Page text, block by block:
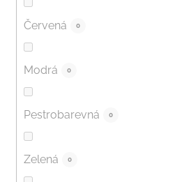
Červená 0
Modrá 0
Pestrobarevná 0
Zelená 0